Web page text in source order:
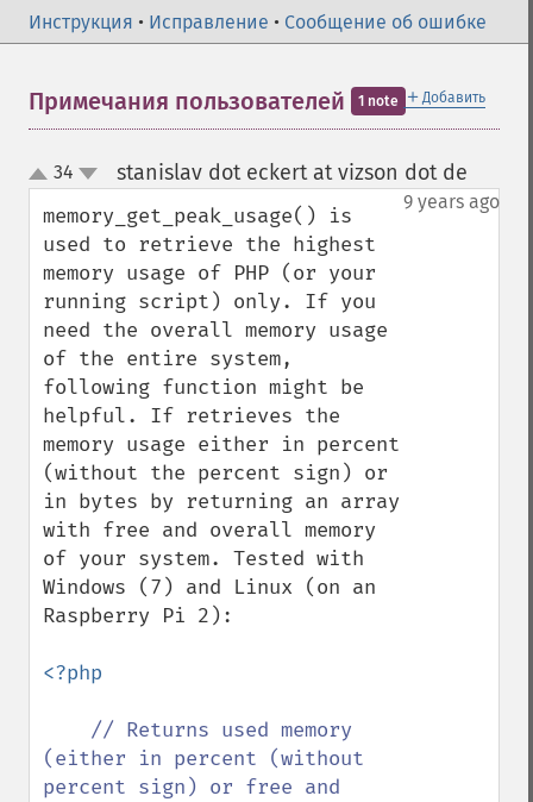
Инструкция • Исправление • Сообщение об ошибке
＋ Добавить
Примечания пользователей 1 note
up
down
34 stanislav dot eckert at vizson dot de
9 years ago
memory_get_peak_usage() is
used to retrieve the highest
memory usage of PHP (or your
running script) only. If you
need the overall memory usage
of the entire system,
following function might be
helpful. If retrieves the
memory usage either in percent
(without the percent sign) or
in bytes by returning an array
with free and overall memory
of your system. Tested with
Windows (7) and Linux (on an
Raspberry Pi 2):
<?php
// Returns used memory
(either in percent (without
percent sign) or free and